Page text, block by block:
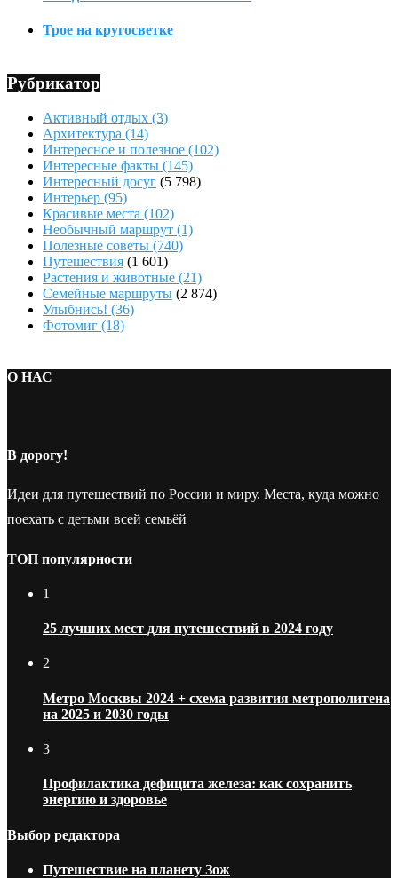
Трое на кругосветке
Рубрикатор
Активный отдых (3)
Архитектура (14)
Интересное и полезное (102)
Интересные факты (145)
Интересный досуг (5 798)
Интерьер (95)
Красивые места (102)
Необычный маршрут (1)
Полезные советы (740)
Путешествия (1 601)
Растения и животные (21)
Семейные маршруты (2 874)
Улыбнись! (36)
Фотомиг (18)
О НАС
В дорогу!
Идеи для путешествий по России и миру. Места, куда можно
поехать с детьми всей семьёй
ТОП популярности
1
25 лучших мест для путешествий в 2024 году
2
Метро Москвы 2024 + схема развития метрополитена
на 2025 и 2030 годы
3
Профилактика дефицита железа: как сохранить
энергию и здоровье
Выбор редактора
Путешествие на планету Зож